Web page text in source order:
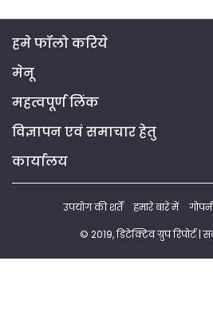
हमे फॉलो करिये
मेनू
महत्वपूर्ण लिंक
विज्ञापन एवं समाचार हेतु
कार्यालय
उपयोग की शर्तें हमारे बारे में
© 2019, डिटेक्टिव ग्रुप रिपोर्ट |